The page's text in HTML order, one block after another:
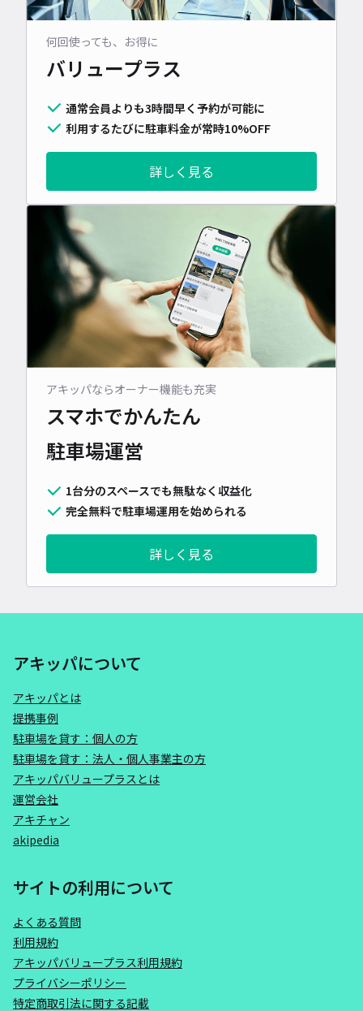
何回使っても、お得に
バリュープラス
通常会員よりも3時間早く予約が可能に
利用するたびに駐車料金が常時10%OFF
詳しく見る
アキッパならオーナー機能も充実
スマホでかんたん
駐車場運営
1台分のスペースでも無駄なく収益化
完全無料で駐車場運用を始められる
詳しく見る
アキッパについて
アキッパとは
提携事例
駐車場を貸す：個人の方
駐車場を貸す：法人・個人事業主の方
アキッパバリュープラスとは
運営会社
アキチャン
akipedia
サイトの利用について
よくある質問
利用規約
アキッパバリュープラス利用規約
プライバシーポリシー
特定商取引法に関する記載